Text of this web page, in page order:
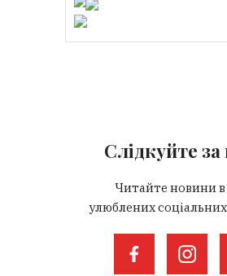
Слідкуйте
Читайте новини в
улюблених